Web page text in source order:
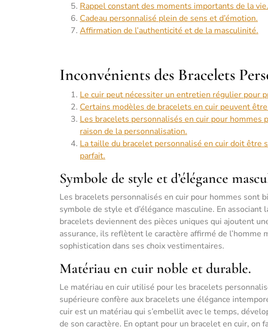
Rappel constant des moments importants de la vie.
Cadeau personnalisé plein de sens et d’émotion.
Affirmation de l’authenticité et de la masculinité.
Inconvénients des Bracelets
Le cuir peut nécessiter un entretien régulier pour
Certains modèles de bracelets en cuir peuvent
Les bracelets personnalisés en cuir pour
raison de la personnalisation.
La taille du bracelet personnalisé en cuir doit être
parfait.
Symbole de style et d’élégance
Les bracelets personnalisés en cuir pour hommes sont
symbole de style et d’élégance masculine. En
bracelets deviennent des pièces uniques qui ajoutent
assurance, ils reflètent le caractère affirmé de l’homme
sophistication dans ses choix vestimentaires.
Matériau en cuir noble et durable.
Le matériau en cuir utilisé pour les bracelets
supérieure confère aux bracelets une élégance
cuir est un matériau qui s’embellit avec le temps,
de son caractère. En optant pour un bracelet en cuir, on